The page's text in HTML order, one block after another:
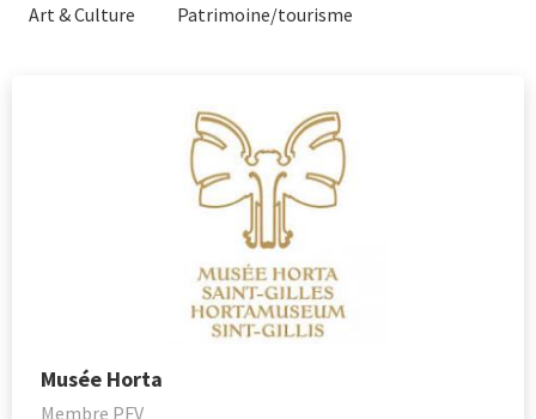
Art & Culture Patrimoine/tourisme
Musée Horta
Membre PFV